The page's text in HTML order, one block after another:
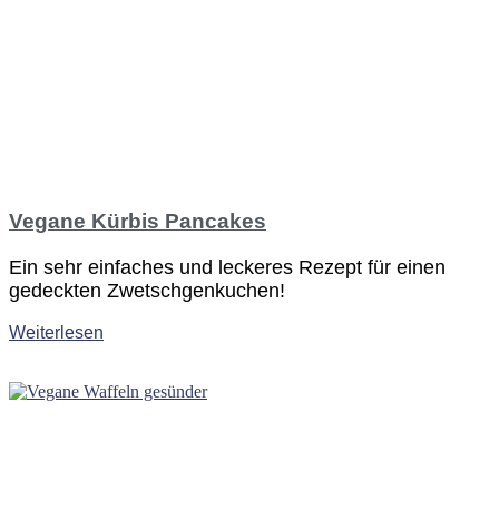
Vegane Kürbis Pancakes
Ein sehr einfaches und leckeres Rezept für einen
gedeckten Zwetschgenkuchen!
Weiterlesen